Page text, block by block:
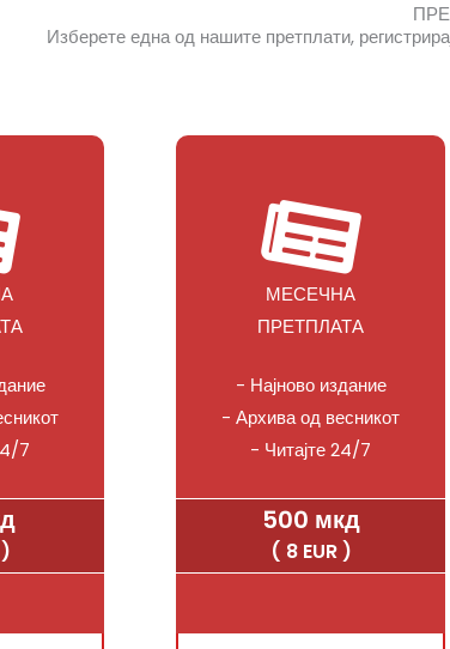
Изберете една од нашите претплати,
7
МЕСЕЧНА
ПРЕТПЛАТА
- Најново издание
- Архива од весникот
- Читајте 24/7
500 мкд
( 8 EUR )